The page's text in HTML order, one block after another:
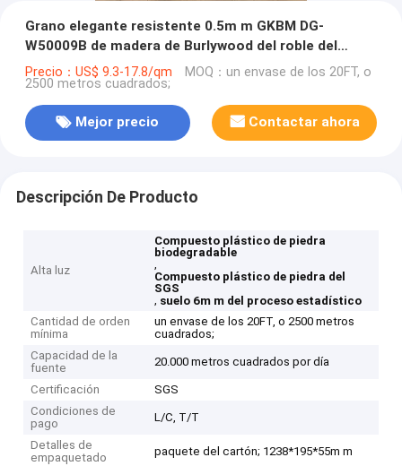
Grano elegante resistente 0.5m m GKBM DG-
W50009B de madera de Burlywood del roble del
sonido compuesto plástico biodegradable de la
piedra de 6m m
Precio：US$ 9.3-17.8/qm MOQ：un envase de los 20FT, o
2500 metros cuadrados;
Mejor precio Contactar ahora
Descripción De Producto
Alta luz
Compuesto plástico de piedra
biodegradable
,
Compuesto plástico de piedra del
SGS
, suelo 6m m del proceso estadístico
Cantidad de orden
mínima
un envase de los 20FT, o 2500 metros
cuadrados;
Capacidad de la
fuente
20.000 metros cuadrados por día
Certificación
SGS
Condiciones de
pago
L/C, T/T
Detalles de
empaquetado
paquete del cartón; 1238*195*55m m